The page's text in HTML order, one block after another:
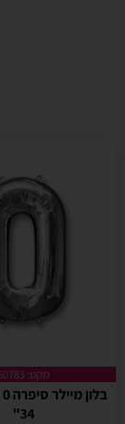
מקט: 60783
34"